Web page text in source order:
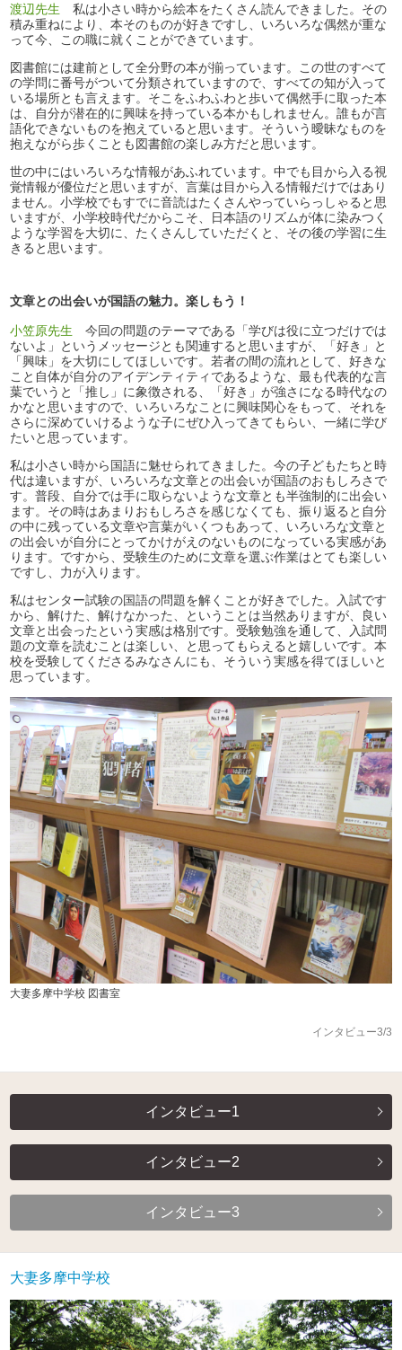
渡辺先生 私は小さい時から絵本をたくさん読んできました。その
積み重ねにより、本そのものが好きですし、いろいろな偶然が重な
って今、この職に就くことができています。
図書館には建前として全分野の本が揃っています。この世のすべて
の学問に番号がついて分類されていますので、すべての知が入って
いる場所とも言えます。そこをふわふわと歩いて偶然手に取った本
は、自分が潜在的に興味を持っている本かもしれません。誰もが言
語化できないものを抱えていると思います。そういう曖昧なものを
抱えながら歩くことも図書館の楽しみ方だと思います。
世の中にはいろいろな情報があふれています。中でも目から入る視
覚情報が優位だと思いますが、言葉は目から入る情報だけではあり
ません。小学校でもすでに音読はたくさんやっていらっしゃると思
いますが、小学校時代だからこそ、日本語のリズムが体に染みつく
ような学習を大切に、たくさんしていただくと、その後の学習に生
きると思います。
文章との出会いが国語の魅力。楽しもう！
小笠原先生 今回の問題のテーマである「学びは役に立つだけでは
ないよ」というメッセージとも関連すると思いますが、「好き」と
「興味」を大切にしてほしいです。若者の間の流れとして、好きな
こと自体が自分のアイデンティティであるような、最も代表的な言
葉でいうと「推し」に象徴される、「好き」が強さになる時代なの
かなと思いますので、いろいろなことに興味関心をもって、それを
さらに深めていけるような子にぜひ入ってきてもらい、一緒に学び
たいと思っています。
私は小さい時から国語に魅せられてきました。今の子どもたちと時
代は違いますが、いろいろな文章との出会いが国語のおもしろさで
す。普段、自分では手に取らないような文章とも半強制的に出会い
ます。その時はあまりおもしろさを感じなくても、振り返ると自分
の中に残っている文章や言葉がいくつもあって、いろいろな文章と
の出会いが自分にとってかけがえのないものになっている実感があ
ります。ですから、受験生のために文章を選ぶ作業はとても楽しい
ですし、力が入ります。
私はセンター試験の国語の問題を解くことが好きでした。入試です
から、解けた、解けなかった、ということは当然ありますが、良い
文章と出会ったという実感は格別です。受験勉強を通して、入試問
題の文章を読むことは楽しい、と思ってもらえると嬉しいです。本
校を受験してくださるみなさんにも、そういう実感を得てほしいと
思っています。
大妻多摩中学校 図書室
インタビュー3/3
インタビュー1
インタビュー2
インタビュー3
大妻多摩中学校